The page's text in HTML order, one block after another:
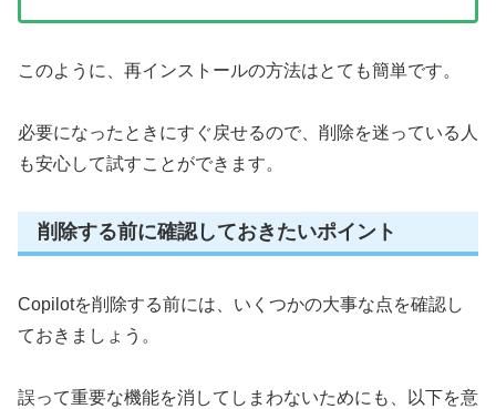
このように、再インストールの方法はとても簡単です。
必要になったときにすぐ戻せるので、削除を迷っている人
も安心して試すことができます。
削除する前に確認しておきたいポイント
Copilotを削除する前には、いくつかの大事な点を確認し
ておきましょう。
誤って重要な機能を消してしまわないためにも、以下を意